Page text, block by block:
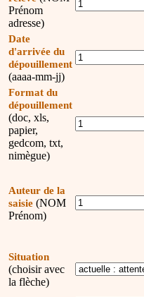
Prénom
adresse)
Date
d'arrivée du
dépouillement
(aaaa-mm-jj)
Format du
dépouillement
(doc, xls,
papier,
gedcom, txt,
nimègue)
Auteur de la
saisie (NOM
Prénom)
Situation
(choisir avec
la flèche)